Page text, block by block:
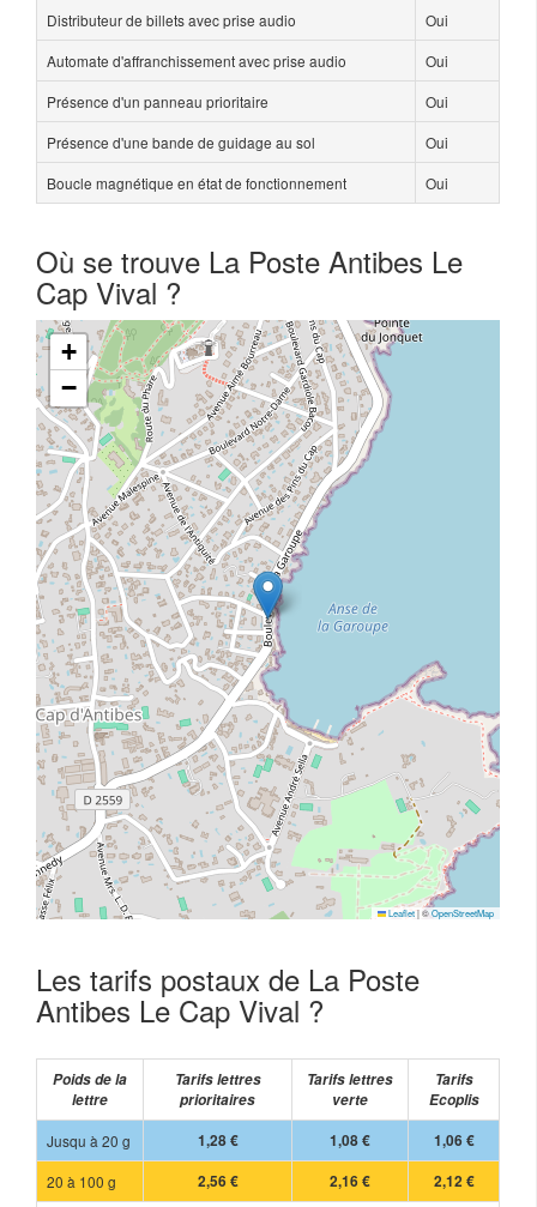
Distributeur de billets avec prise audio
Oui
Automate d'affranchissement avec prise audio
Oui
Présence d'un panneau prioritaire
Oui
Présence d'une bande de guidage au sol
Oui
Boucle magnétique en état de fonctionnement
Oui
Où se trouve La Poste Antibes Le
Cap Vival ?
+
−
Leaflet|©OpenStreetMap
Les tarifs postaux de La Poste
Antibes Le Cap Vival ?
Poids de la
lettre
Tarifs lettres
prioritaires
Tarifs lettres
verte
Tarifs
Ecoplis
Jusqu à 20 g
1,28 € 1,08 €
1,06 €
20 à 100 g
2,56 € 2,16 €
2,12 €